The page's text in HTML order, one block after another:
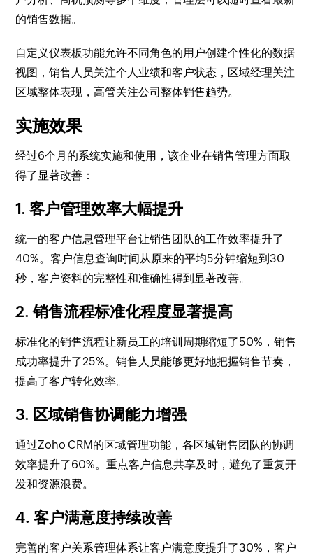
的销售数据。
自定义仪表板功能允许不同角色的用户创建个性化的数据
视图，销售人员关注个人业绩和客户状态，区域经理关注
区域整体表现，高管关注公司整体销售趋势。
实施效果
经过6个月的系统实施和使用，该企业在销售管理方面取
得了显著改善：
1. 客户管理效率大幅提升
统一的客户信息管理平台让销售团队的工作效率提升了
40%。客户信息查询时间从原来的平均5分钟缩短到30
秒，客户资料的完整性和准确性得到显著改善。
2. 销售流程标准化程度显著提高
标准化的销售流程让新员工的培训周期缩短了50%，销售
成功率提升了25%。销售人员能够更好地把握销售节奏，
提高了客户转化效率。
3. 区域销售协调能力增强
通过Zoho CRM的区域管理功能，各区域销售团队的协调
效率提升了60%。重点客户信息共享及时，避免了重复开
发和资源浪费。
4. 客户满意度持续改善
完善的客户关系管理体系让客户满意度提升了30%，客户